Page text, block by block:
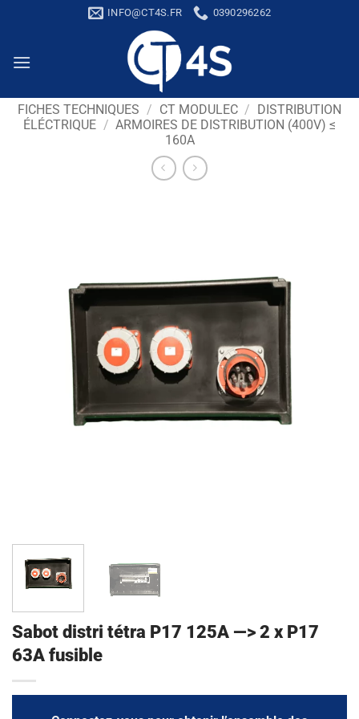
INFO@CT4S.FR 0390296262
FICHES TECHNIQUES / CT MODULEC / DISTRIBUTION
ÉLÉCTRIQUE / ARMOIRES DE DISTRIBUTION (400V) ≤
160A
Sabot distri tétra P17 125A —> 2 x P17
63A fusible